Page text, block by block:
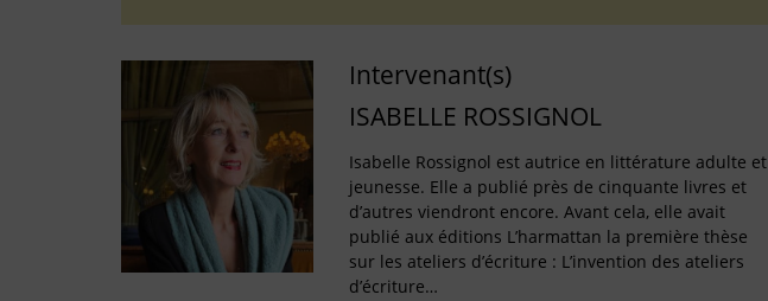
Intervenant(s)
ISABELLE ROSSIGNOL
Isabelle Rossignol est autrice en littérature adulte et
jeunesse. Elle a publié près de cinquante livres et
d’autres viendront encore. Avant cela, elle avait
publié aux éditions L’harmattan la première thèse
sur les ateliers d’écriture : L’invention des ateliers
d’écriture…